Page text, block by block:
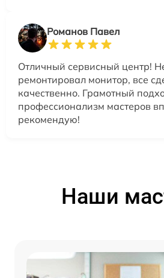
Романов Павел
Отличный сервисный центр!
ремонтировал монитор, все
качественно. Грамотный
профессионализм мастеров
рекомендую!
Наши